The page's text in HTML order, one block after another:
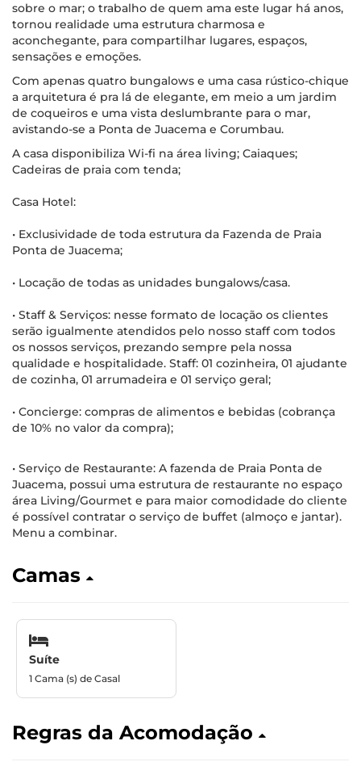
sobre o mar; o trabalho de quem ama este lugar há anos,
tornou realidade uma estrutura charmosa e
aconchegante, para compartilhar lugares, espaços,
sensações e emoções.
Com apenas quatro bungalows e uma casa rústico-chique
a arquitetura é pra lá de elegante, em meio a um jardim
de coqueiros e uma vista deslumbrante para o mar,
avistando-se a Ponta de Juacema e Corumbau.
A casa disponibiliza Wi-fi na área living; Caiaques;
Cadeiras de praia com tenda;
Casa Hotel:
• Exclusividade de toda estrutura da Fazenda de Praia
Ponta de Juacema;
• Locação de todas as unidades bungalows/casa.
• Staff & Serviços: nesse formato de locação os clientes
serão igualmente atendidos pelo nosso staff com todos
os nossos serviços, prezando sempre pela nossa
qualidade e hospitalidade. Staff: 01 cozinheira, 01 ajudante
de cozinha, 01 arrumadeira e 01 serviço geral;
• Concierge: compras de alimentos e bebidas (cobrança
de 10% no valor da compra);
• Serviço de Restaurante: A fazenda de Praia Ponta de
Juacema, possui uma estrutura de restaurante no espaço
área Living/Gourmet e para maior comodidade do cliente
é possível contratar o serviço de buffet (almoço e jantar).
Menu a combinar.
Camas
Suíte
1 Cama (s) de Casal
Regras da Acomodação